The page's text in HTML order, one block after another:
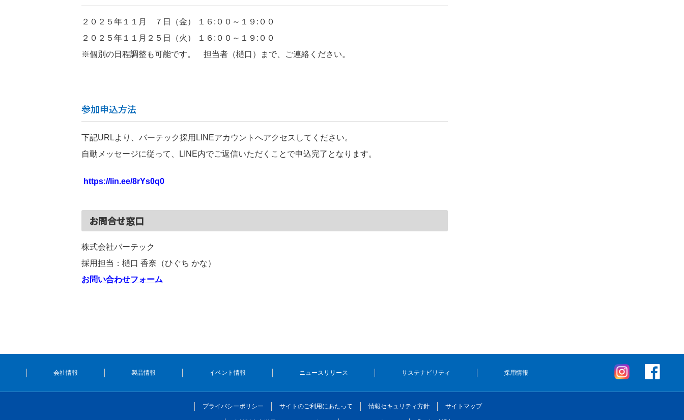
２０２５年１１月 ７日（金） １６:００～１９:００
２０２５年１１月２５日（火） １６:００～１９:００
※個別の日程調整も可能です。 担当者（樋口）まで、ご連絡ください。
参加申込方法
下記URLより、バーテック採用LINEアカウントへアクセスしてください。
自動メッセージに従って、LINE内でご返信いただくことで申込完了となります。
https://lin.ee/8rYs0q0
お問合せ窓口
株式会社バーテック
採用担当 ： 樋口 香奈（ひぐち かな）
お問い合わせフォーム
会社情報 製品情報 イベント情報 ニュースリリース サステナビリティ 採用情報
プライバシーポリシー サイトのご利用にあたって 情報セキュリティ方針 サイトマップ